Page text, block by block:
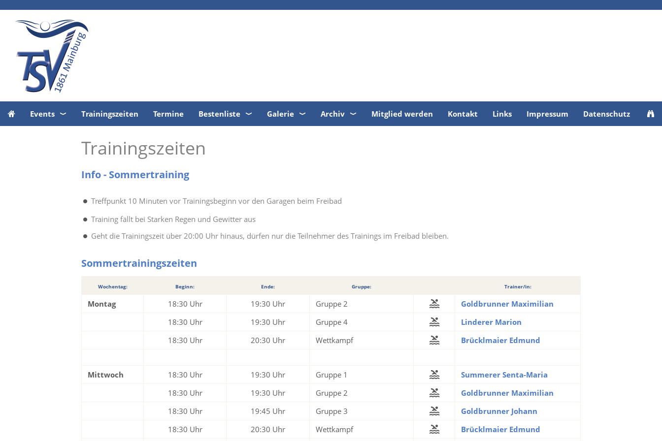
Events Trainingszeiten Termine Bestenliste Galerie Archiv Mitglied werden Kontakt Links Impressum Datenschutz
Trainingszeiten
Info - Sommertraining
Treffpunkt 10 Minuten vor Trainingsbeginn vor den Garagen beim Freibad
Training fällt bei Starken Regen und Gewitter aus
Geht die Trainingszeit über 20:00 Uhr hinaus, dürfen nur die Teilnehmer des Trainings im Freibad bleiben.
Sommertrainingszeiten
Wochentag: Beginn: Ende: Gruppe: Trainer/in:
Montag 18:30 Uhr 19:30 Uhr Gruppe 2
Goldbrunner Maximilian
18:30 Uhr
19:30 Uhr Gruppe 4
Linderer Marion
18:30 Uhr
20:30 Uhr Wettkampf Brücklmaier Edmund
Mittwoch 18:30 Uhr 19:30 Uhr Gruppe 1
Summerer Senta-Maria
18:30 Uhr
19:30 Uhr Gruppe 2
Goldbrunner Maximilian
18:30 Uhr
19:45 Uhr Gruppe 3
Goldbrunner Johann
18:30 Uhr
20:30 Uhr Wettkampf Brücklmaier Edmund